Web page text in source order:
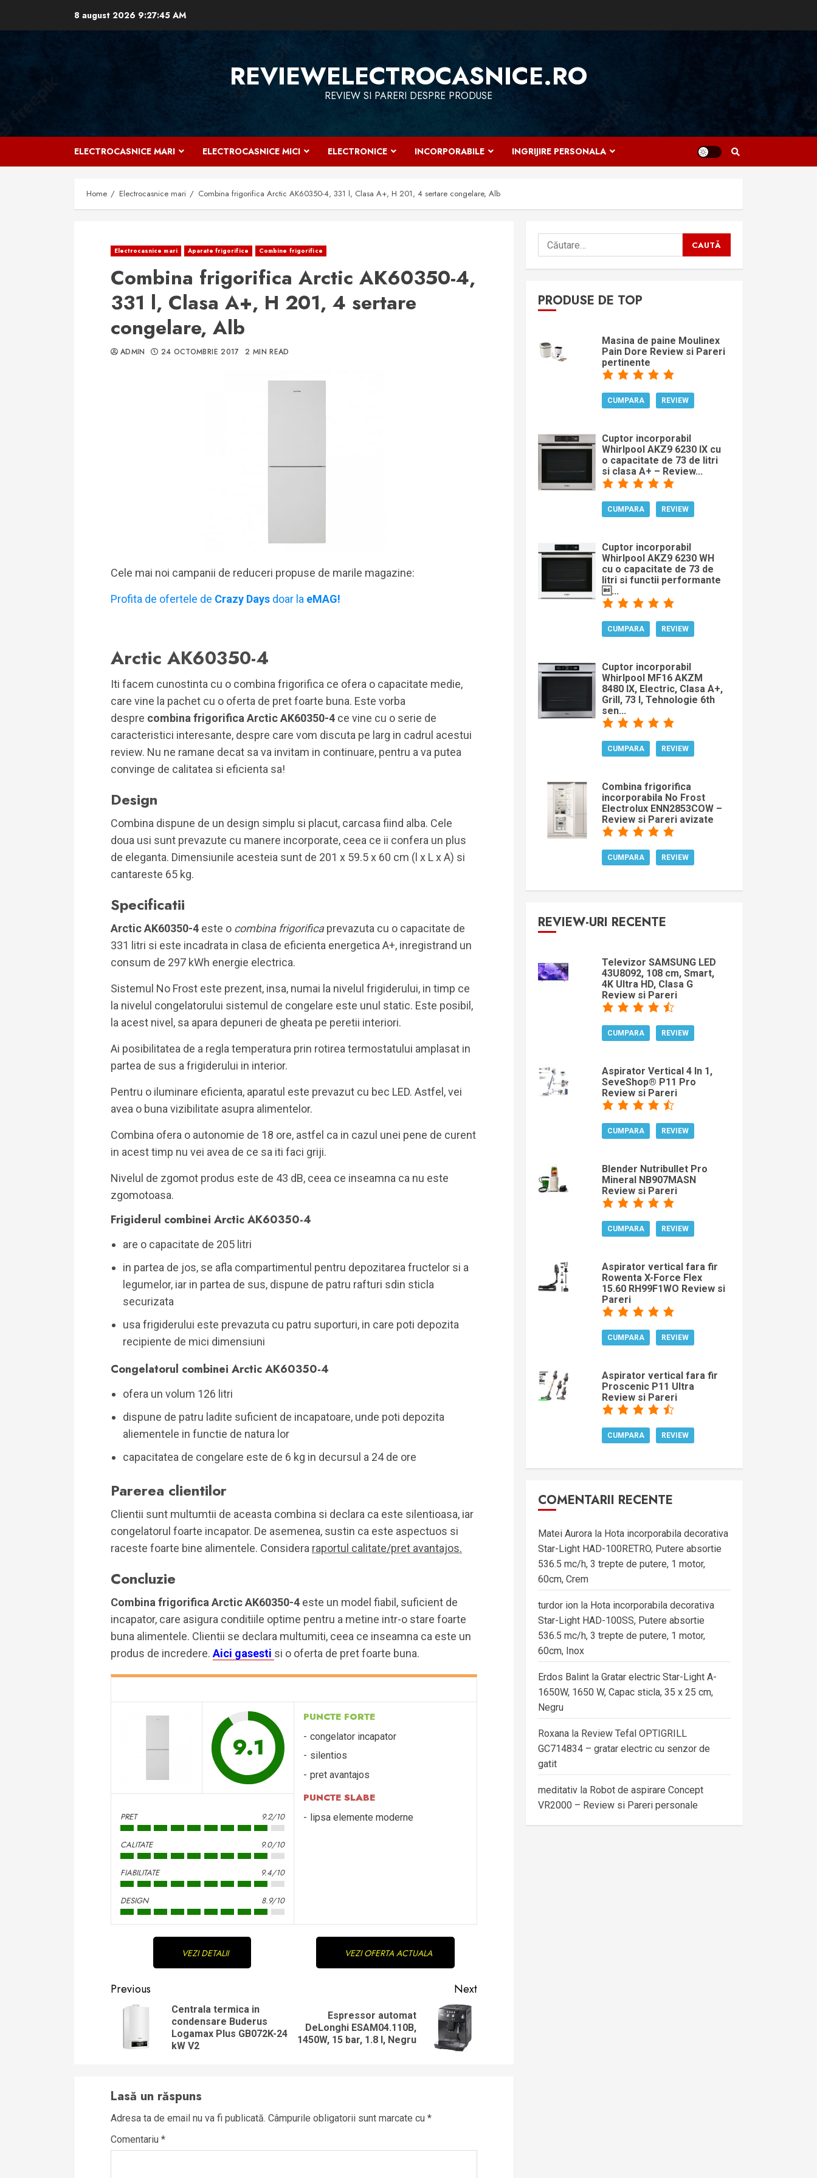
8 august 2026 9:27:46 AM
REVIEWELECTROCASNICE.RO
REVIEW SI PARERI DESPRE PRODUSE
ELECTROCASNICE MARI ELECTROCASNICE MICI ELECTRONICE INCORPORABILE INGRIJIRE PERSONALA
Home Electrocasnice mari Combina frigorifica Arctic AK60350-4, 331 l, Clasa A+, H 201, 4 sertare congelare, Alb
Electrocasnice mari Aparate frigorifice Combine frigorifice
Combina frigorifica Arctic AK60350-4,
331 l, Clasa A+, H 201, 4 sertare
congelare, Alb
ADMIN 24 OCTOMBRIE 2017 2 MIN READ
Cele mai noi campanii de reduceri propuse de marile magazine:
Profita de ofertele de Crazy Days doar la eMAG!
Arctic AK60350-4
Iti facem cunostinta cu o combina frigorifica ce ofera o capacitate medie,
care vine la pachet cu o oferta de pret foarte buna. Este vorba
despre combina frigorifica Arctic AK60350-4 ce vine cu o serie de
caracteristici interesante, despre care vom discuta pe larg in cadrul acestui
review. Nu ne ramane decat sa va invitam in continuare, pentru a va putea
convinge de calitatea si eficienta sa!
Design
Combina dispune de un design simplu si placut, carcasa fiind alba. Cele
doua usi sunt prevazute cu manere incorporate, ceea ce ii confera un plus
de eleganta. Dimensiunile acesteia sunt de 201 x 59.5 x 60 cm (l x L x A) si
cantareste 65 kg.
Specificatii
Arctic AK60350-4 este o combina frigorificaprevazuta cu o capacitate de
331 litri si este incadrata in clasa de eficienta energetica A+, inregistrand un
consum de 297 kWh energie electrica.
Sistemul No Frost este prezent, insa, numai la nivelul frigiderului, in timp ce
la nivelul congelatorului sistemul de congelare este unul static. Este posibil,
la acest nivel, sa apara depuneri de gheata pe peretii interiori.
Ai posibilitatea de a regla temperatura prin rotirea termostatului amplasat in
partea de sus a frigiderului in interior.
Pentru o iluminare eficienta, aparatul este prevazut cu bec LED. Astfel, vei
avea o buna vizibilitate asupra alimentelor.
Combina ofera o autonomie de 18 ore, astfel ca in cazul unei pene de curent
in acest timp nu vei avea de ce sa iti faci griji.
Nivelul de zgomot produs este de 43 dB, ceea ce inseamna ca nu este
zgomotoasa.
Frigiderul combinei Arctic AK60350-4
are o capacitate de 205 litri
in partea de jos, se afla compartimentul pentru depozitarea fructelor si a
legumelor, iar in partea de sus, dispune de patru rafturi sdin sticla
securizata
usa frigiderului este prevazuta cu patru suporturi, in care poti depozita
recipiente de mici dimensiuni
Congelatorul combinei Arctic AK60350-4
ofera un volum 126 litri
dispune de patru ladite suficient de incapatoare, unde poti depozita
aliementele in functie de natura lor
capacitatea de congelare este de 6 kg in decursul a 24 de ore
Parerea clientilor
Clientii sunt multumtii de aceasta combina si declara ca este silentioasa, iar
congelatorul foarte incapator. De asemenea, sustin ca este aspectuos si
raceste foarte bine alimentele. Considera raportul calitate/pret avantajos.
Concluzie
Combina frigorifica Arctic AK60350-4 este un model fiabil, suficient de
incapator, care asigura conditiile optime pentru a metine intr-o stare foarte
buna alimentele. Clientii se declara multumiti, ceea ce inseamna ca este un
produs de incredere. Aici gasesti si o oferta de pret foarte buna.
9.1
PRET 9.2/10
CALITATE 9.0/10
FIABILITATE 9.4/10
DESIGN 8.9/10
PUNCTE FORTE
congelator incapator
silentios
pret avantajos
PUNCTE SLABE
lipsa elemente moderne
VEZI DETALII VEZI OFERTA ACTUALA
Continue
Reading
Previous
Previous
post:
Centrala termica in
condensare Buderus
Logamax Plus GB072K-24
kW V2
Next
Next
post:
Espressor automat
DeLonghi ESAM04.110B,
1450W, 15 bar, 1.8 l, Negru
Lasă un răspuns
Adresa ta de email nu va fi publicată. Câmpurile obligatorii sunt marcate cu *
Comentariu *
Caută
după:
PRODUSE DE TOP
Masina de paine Moulinex
Pain Dore Review si Pareri
pertinente
CUMPARA REVIEW
Cuptor incorporabil
Whirlpool AKZ9 6230 IX cu
o capacitate de 73 de litri
si clasa A+ – Review...
CUMPARA REVIEW
Cuptor incorporabil
Whirlpool AKZ9 6230 WH
cu o capacitate de 73 de
litri si functii performante
...
CUMPARA REVIEW
Cuptor incorporabil
Whirlpool MF16 AKZM
8480 IX, Electric, Clasa A+,
Grill, 73 l, Tehnologie 6th
sen...
CUMPARA REVIEW
Combina frigorifica
incorporabila No Frost
Electrolux ENN2853COW –
Review si Pareri avizate
CUMPARA REVIEW
REVIEW-URI RECENTE
Televizor SAMSUNG LED
43U8092, 108 cm, Smart,
4K Ultra HD, Clasa G
Review si Pareri
CUMPARA REVIEW
Aspirator Vertical 4 In 1,
SeveShop® P11 Pro
Review si Pareri
CUMPARA REVIEW
Blender Nutribullet Pro
Mineral NB907MASN
Review si Pareri
CUMPARA REVIEW
Aspirator vertical fara fir
Rowenta X-Force Flex
15.60 RH99F1WO Review si
Pareri
CUMPARA REVIEW
Aspirator vertical fara fir
Proscenic P11 Ultra
Review si Pareri
CUMPARA REVIEW
COMENTARII RECENTE
Matei Aurora la Hota incorporabila decorativa
Star-Light HAD-100RETRO, Putere absortie
536.5 mc/h, 3 trepte de putere, 1 motor,
60cm, Crem
turdor ion la Hota incorporabila decorativa
Star-Light HAD-100SS, Putere absortie
536.5 mc/h, 3 trepte de putere, 1 motor,
60cm, Inox
Erdos Balint laGratar electric Star-Light A-
1650W, 1650 W, Capac sticla, 35 x 25 cm,
Negru
Roxana la Review Tefal OPTIGRILL
GC714834 – gratar electric cu senzor de
gatit
meditativ la Robot de aspirare Concept
VR2000 – Review si Pareri personale